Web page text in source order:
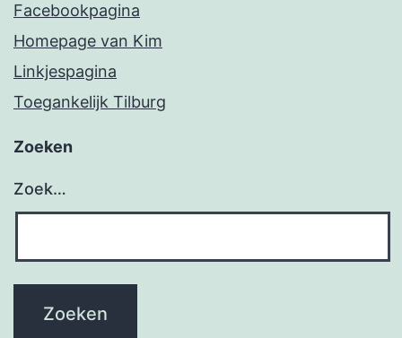
Facebookpagina
Homepage van Kim
Linkjespagina
Toegankelijk Tilburg
Zoeken
Zoek…